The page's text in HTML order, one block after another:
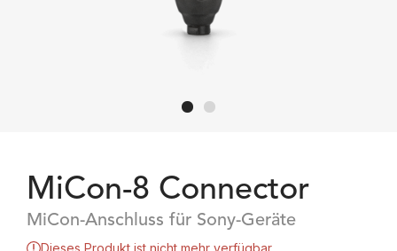
MiCon-8 Connector
MiCon-Anschluss für Sony-Geräte
Dieses Produkt ist nicht mehr verfügbar